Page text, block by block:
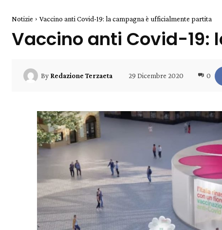
Notizie Vaccino anti Covid-19: la campagna è ufficialmente partita
Vaccino anti Covid-
By Redazione Terzaeta 29 Dicembre 2020 0